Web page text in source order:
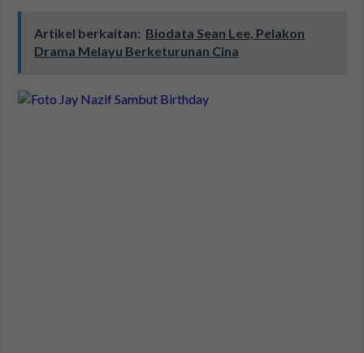
Artikel berkaitan: Biodata Sean Lee, Pelakon
Drama Melayu Berketurunan Cina